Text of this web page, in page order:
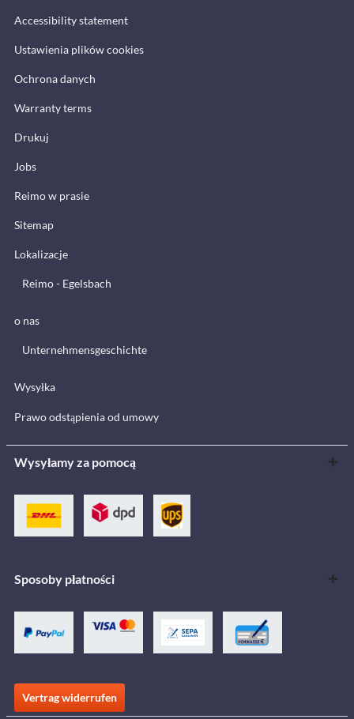
Accessibility statement
Ustawienia plików cookies
Ochrona danych
Warranty terms
Drukuj
Jobs
Reimo w prasie
Sitemap
Lokalizacje
Reimo - Egelsbach
o nas
Unternehmensgeschichte
Wysyłka
Prawo odstąpienia od umowy
Wysyłamy za pomocą
Sposoby płatności
Vertrag widerrufen